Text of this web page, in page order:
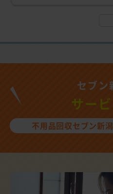
セブン
サー
不用品回収セブン新